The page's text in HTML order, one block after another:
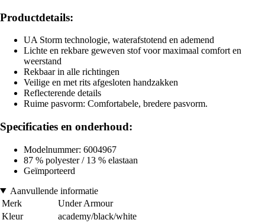
Productdetails:
UA Storm technologie, waterafstotend en ademend
Lichte en rekbare geweven stof voor maximaal comfort en
weerstand
Rekbaar in alle richtingen
Veilige en met rits afgesloten handzakken
Reflecterende details
Ruime pasvorm: Comfortabele, bredere pasvorm.
Specificaties en onderhoud:
Modelnummer: 6004967
87 % polyester / 13 % elastaan
Geïmporteerd
Aanvullende informatie
Merk
Under Armour
Kleur
academy/black/white